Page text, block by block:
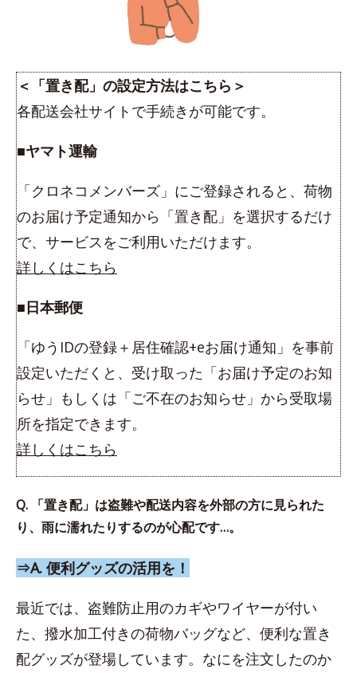
＜「置き配」の設定方法はこちら＞
各配送会社サイトで手続きが可能です。
■ヤマト運輸
「クロネコメンバーズ」にご登録されると、荷物
のお届け予定通知から「置き配」を選択するだけ
で、サービスをご利用いただけます。
詳しくはこちら
■日本郵便
「ゆうIDの登録＋居住確認+eお届け通知」を事前
設定いただくと、受け取った「お届け予定のお知
らせ」もしくは「ご不在のお知らせ」から受取場
所を指定できます。
詳しくはこちら
Q. 「置き配」は盗難や配送内容を外部の方に見られた
り、雨に濡れたりするのが心配です…。
⇒A. 便利グッズの活用を！
最近では、盗難防止用のカギやワイヤーが付い
た、撥水加工付きの荷物バッグなど、便利な置き
配グッズが登場しています。なにを注文したのか